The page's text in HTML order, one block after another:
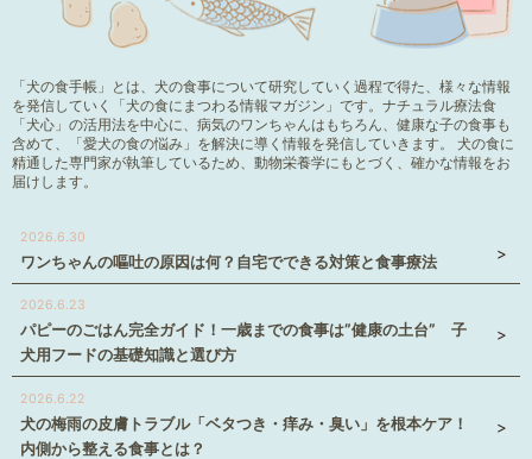
「犬の食手帳」とは、犬の食事について研究していく過程で得た、様々な情報
を発信していく「犬の食にまつわる情報マガジン」です。ナチュラル療法食
「犬心」の活用法を中心に、病気のワンちゃんはもちろん、健康な子の食事も
含めて、「愛犬の食の悩み」を解決に導く情報を発信していきます。 犬の食に
精通した専門家が執筆しているため、動物栄養学にもとづく、確かな情報をお
届けします。
2026.6.30
ワンちゃんの嘔吐の原因は何？自宅でできる対策と食事療法
2026.6.23
パピーのごはん完全ガイド！一歳までの食事は”健康の土台” 子
犬用フードの基礎知識と選び方
2026.6.22
犬の梅雨の皮膚トラブル「ベタつき・痒み・臭い」を根本ケア！
内側から整える食事とは？